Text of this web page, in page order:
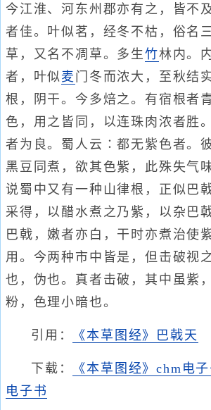
今江淮、河东州郡亦有之，皆不
者佳。叶似茗，经冬不枯，俗名
草，又名不凋草。多生竹林内。
者，叶似麦 门冬而浓大，至秋结
根，阴干。今多焙之。有宿根者
色，用之皆同，以连珠肉浓者胜
者为良。蜀人云∶都无紫色者。
黑豆同煮，欲其色紫，此殊失气
说蜀中又有一种山律根，正似巴
采得，以醋水煮之乃紫，以杂巴
巴戟，嫩者亦白，干时亦煮治使
用。今两种市中皆是，但击破视
也，伪也。真者击破，其中虽紫
粉，色理小暗也。
引用： 《本草图经》巴戟天
下载： 《本草图经》chm电子
电子书